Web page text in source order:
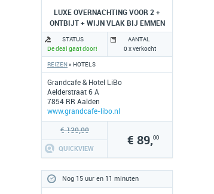
LUXE OVERNACHTING VOOR 2 +
ONTBIJT + WIJN VLAK BIJ EMMEN
Grandcafe & Hotel LiBo
Aelderstraat 6 A
7854 RR Aalden
www.grandcafe-libo.nl
REIZEN» HOTELS
STATUS
De deal gaat door!
AANTAL
0 x verkocht
€ 130,00
QUICKVIEW
€ 89,00
Nog 15 uur en 11 minuten